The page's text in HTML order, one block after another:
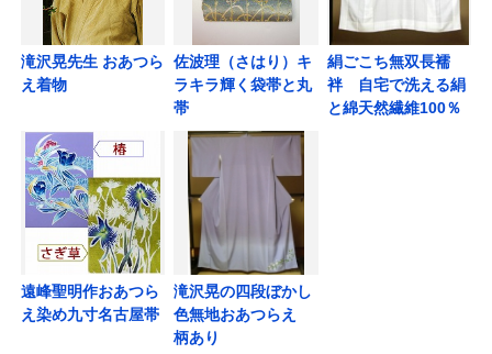
滝沢晃先生 おあつら
え着物
佐波理（さはり）キ
ラキラ輝く袋帯と丸
帯
絹ごこち無双長襦
袢 自宅で洗える絹
と綿天然繊維100％
遠峰聖明作おあつら
え染め九寸名古屋帯
滝沢晃の四段ぼかし
色無地おあつらえ
柄あり